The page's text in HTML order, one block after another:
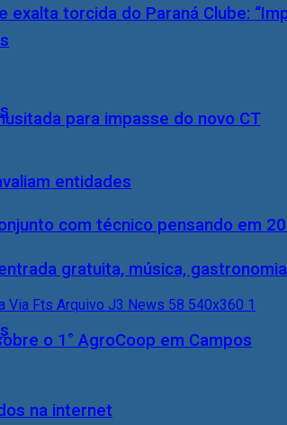
torcida do Paraná Clube:
para impasse do novo CT
com técnico pensando em
entidades
gratuita, música,
o 1° AgroCoop em Campos
na internet